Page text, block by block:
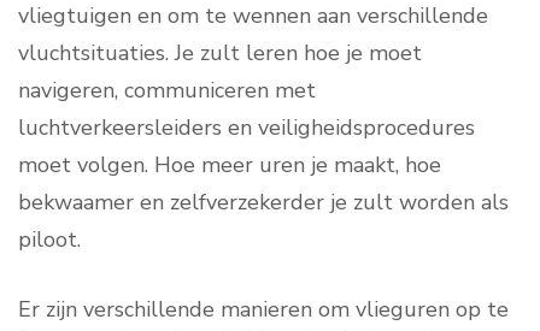
vliegtuigen en om te wennen aan verschillende
vluchtsituaties. Je zult leren hoe je moet
navigeren, communiceren met
luchtverkeersleiders en veiligheidsprocedures
moet volgen. Hoe meer uren je maakt, hoe
bekwaamer en zelfverzekerder je zult worden als
piloot.
Er zijn verschillende manieren om vlieguren op te